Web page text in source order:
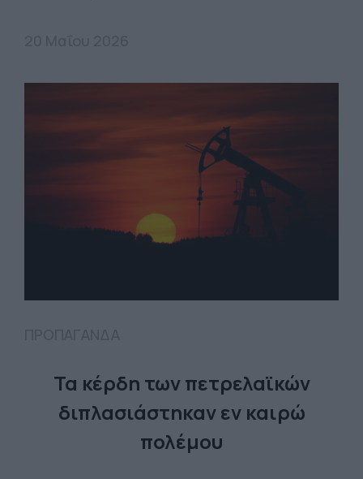
Τα κέρδη των πετρελαϊκών
διπλασιάστηκαν εν καιρώ
πολέμου